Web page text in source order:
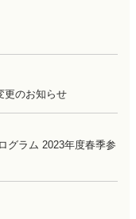
更のお知らせ
グラム 2023年度春季参